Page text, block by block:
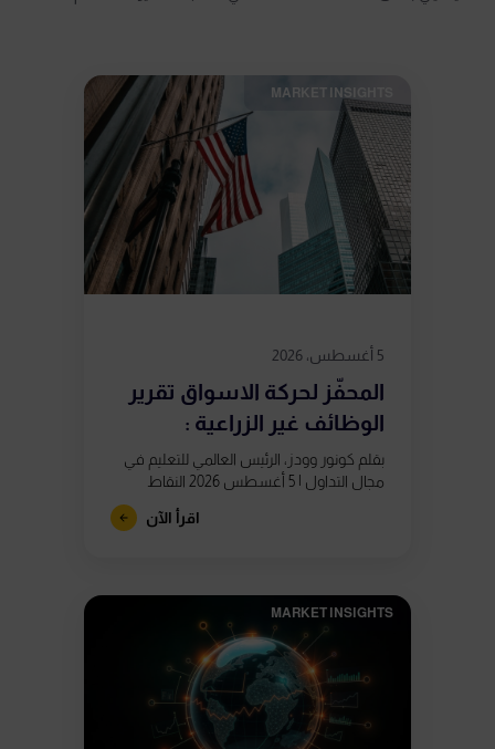
MARKET INSIGHTS​
5 أغسطس، 2026
المحفّز لحركة الاسواق تقرير
الوظائف غير الزراعية :
بقلم كونور وودز، الرئيس العالمي للتعليم في
مجال التداول | 5 أغسطس 2026 النقاط
الرئيسية يُصدر تقرير الوظائف غير الزراعية يوم
اقرأ الآن
MARKET INSIGHTS​